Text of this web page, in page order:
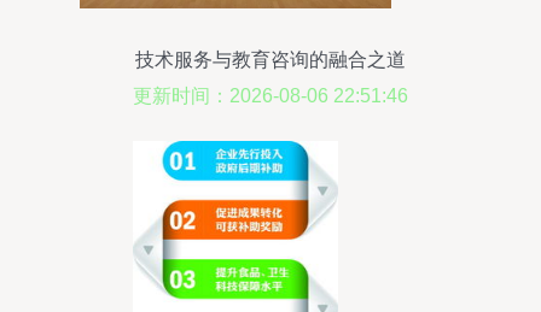
技术服务与教育咨询的融合之道
更新时间：2026-08-06 22:51:46